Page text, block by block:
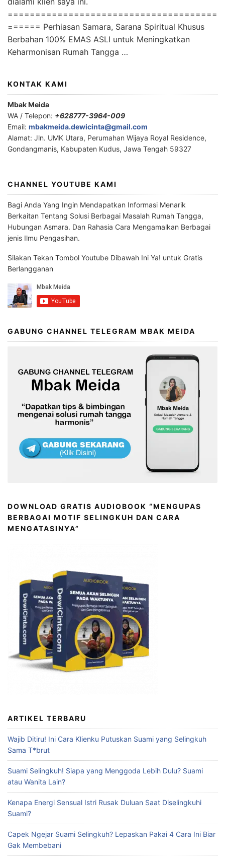
======================================
====== Perhiasan Samara, Sarana Spiritual Khusus
Berbahan 100% EMAS ASLI untuk Meningkatkan
Keharmonisan Rumah Tangga …
KONTAK KAMI
Mbak Meida
WA / Telepon: +628777-3964-009
Email: mbakmeida.dewicinta@gmail.com
Alamat: Jln. UMK Utara, Perumahan Wijaya Royal Residence,
Gondangmanis, Kabupaten Kudus, Jawa Tengah 59327
CHANNEL YOUTUBE KAMI
Bagi Anda Yang Ingin Mendapatkan Informasi Menarik
Berkaitan Tentang Solusi Berbagai Masalah Rumah Tangga,
Hubungan Asmara. Dan Rahasia Cara Mengamalkan Berbagai
jenis Ilmu Pengasihan.
Silakan Tekan Tombol Youtube Dibawah Ini Ya! untuk Gratis
Berlangganan
GABUNG CHANNEL TELEGRAM MBAK MEIDA
DOWNLOAD GRATIS AUDIOBOOK “MENGUPAS
BERBAGAI MOTIF SELINGKUH DAN CARA
MENGATASINYA”
ARTIKEL TERBARU
Wajib Ditiru! Ini Cara Klienku Putuskan Suami yang Selingkuh
Sama T*brut
Suami Selingkuh! Siapa yang Menggoda Lebih Dulu? Suami
atau Wanita Lain?
Kenapa Energi Sensual Istri Rusak Duluan Saat Diselingkuhi
Suami?
Capek Ngejar Suami Selingkuh? Lepaskan Pakai 4 Cara Ini Biar
Gak Membebani